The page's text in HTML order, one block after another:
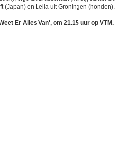
(Japan) en Leila uit Groningen (honden).
Er Alles Van', om 21.15 uur op VTM.